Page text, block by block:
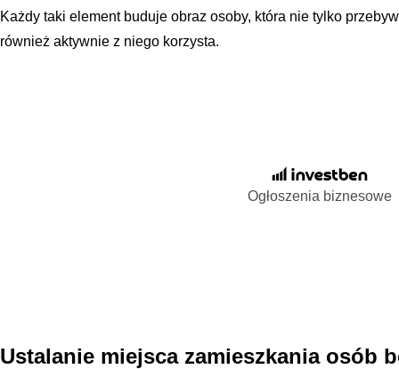
Każdy taki element buduje obraz osoby, która nie tylko
również aktywnie z niego korzysta.
Ogłoszenia biznesowe
Ustalanie miejsca zamieszkania osób